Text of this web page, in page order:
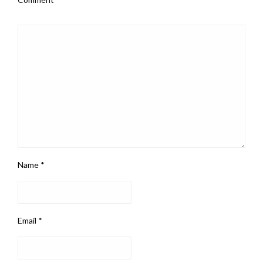
Name *
Email *